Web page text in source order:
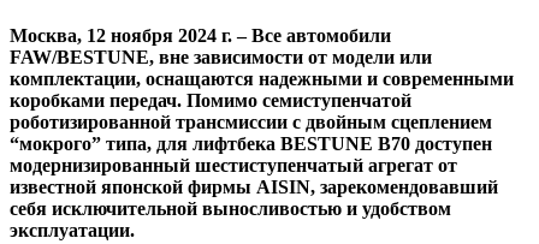
Москва, 12 ноября 2024 г. – Все автомобили
FAW/BESTUNE, вне зависимости от модели или
комплектации, оснащаются надежными и современными
коробками передач. Помимо семиступенчатой
роботизированной трансмиссии с двойным сцеплением
“мокрого” типа, для лифтбека BESTUNE B70 доступен
модернизированный шестиступенчатый агрегат от
известной японской фирмы AISIN, зарекомендовавший
себя исключительной выносливостью и удобством
эксплуатации.